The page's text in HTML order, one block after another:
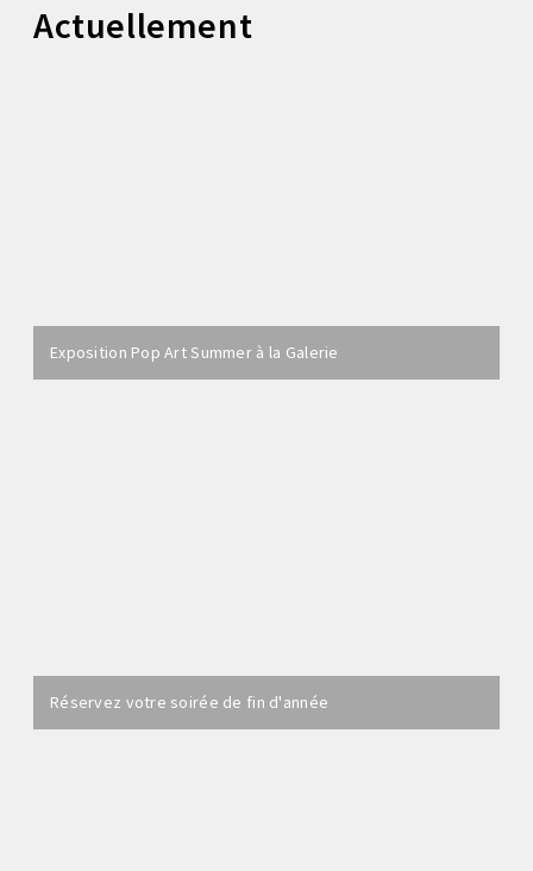
Actuellement
Exposition Pop Art Summer à la Galerie
Réservez votre soirée de fin d'année